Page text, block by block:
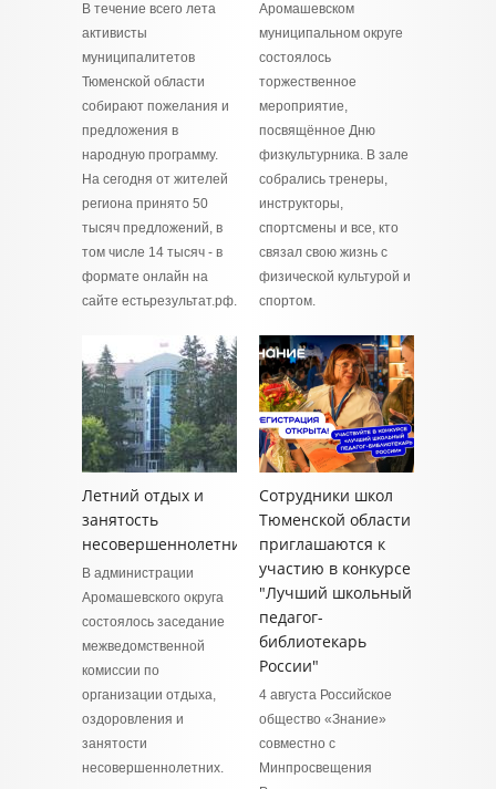
В течение всего лета
активисты
муниципалитетов
Тюменской области
собирают пожелания и
предложения в
народную программу.
На сегодня от жителей
региона принято 50
тысяч предложений, в
том числе 14 тысяч - в
формате онлайн на
сайте естьрезультат.рф.
Аромашевском
муниципальном округе
состоялось
торжественное
мероприятие,
посвящённое Дню
физкультурника. В зале
собрались тренеры,
инструкторы,
спортсмены и все, кто
связал свою жизнь с
физической культурой и
спортом.
Летний отдых и
занятость
несовершеннолетних
В администрации
Аромашевского округа
состоялось заседание
межведомственной
комиссии по
организации отдыха,
оздоровления и
занятости
несовершеннолетних.
Сотрудники школ
Тюменской области
приглашаются к
участию в конкурсе
"Лучший школьный
педагог-
библиотекарь
России"
4 августа Российское
общество «Знание»
совместно с
Минпросвещения